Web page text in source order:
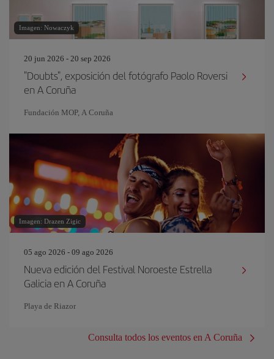
Imagen: Nowaczyk
20 jun 2026 - 20 sep 2026
"Doubts", exposición del fotógrafo Paolo Roversi
en A Coruña
Fundación MOP, A Coruña
Imagen: Drazen Zigic
05 ago 2026 - 09 ago 2026
Nueva edición del Festival Noroeste Estrella
Galicia en A Coruña
Playa de Riazor
Consulta todos los eventos en A Coruña